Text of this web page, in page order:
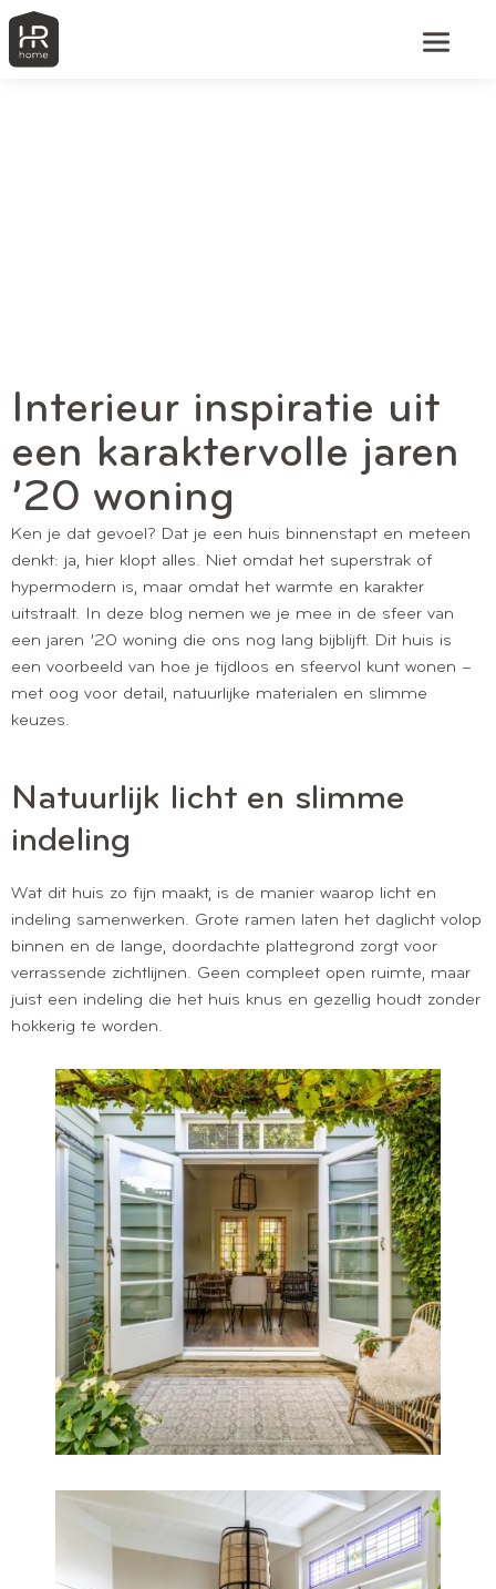
Interieur inspiratie uit
een karaktervolle jaren
’20 woning
Ken je dat gevoel? Dat je een huis binnenstapt en meteen
denkt: ja, hier klopt alles. Niet omdat het superstrak of
hypermodern is, maar omdat het warmte en karakter
uitstraalt. In deze blog nemen we je mee in de sfeer van
een jaren ’20 woning die ons nog lang bijblijft. Dit huis is
een voorbeeld van hoe je tijdloos en sfeervol kunt wonen –
met oog voor detail, natuurlijke materialen en slimme
keuzes.
Natuurlijk licht en slimme
indeling
Wat dit huis zo fijn maakt, is de manier waarop licht en
indeling samenwerken. Grote ramen laten het daglicht volop
binnen en de lange, doordachte plattegrond zorgt voor
verrassende zichtlijnen. Geen compleet open ruimte, maar
juist een indeling die het huis knus en gezellig houdt zonder
hokkerig te worden.